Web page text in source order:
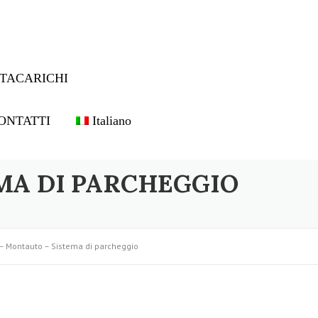
Italiano
DI PARCHEGGIO
Montauto – Sistema di parcheggio